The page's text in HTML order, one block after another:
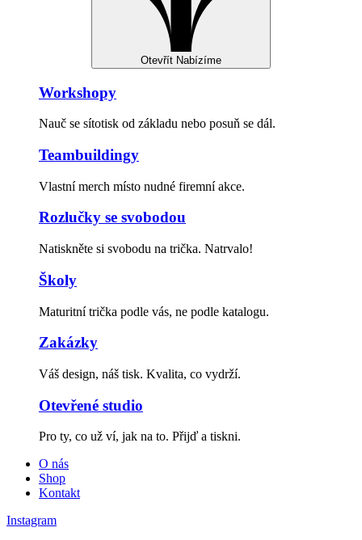
Otevřít Nabízíme
Workshopy
Nauč se sítotisk od základu nebo posuň se dál.
Teambuildingy
Vlastní merch místo nudné firemní akce.
Rozlučky se svobodou
Natiskněte si svobodu na trička. Natrvalo!
Školy
Maturitní trička podle vás, ne podle katalogu.
Zakázky
Váš design, náš tisk. Kvalita, co vydrží.
Otevřené studio
Pro ty, co už ví, jak na to. Přijď a tiskni.
O nás
Shop
Kontakt
Instagram